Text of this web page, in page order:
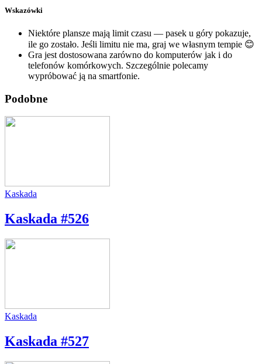
Wskazówki
Niektóre plansze mają limit czasu — pasek u góry pokazuje,
ile go zostało. Jeśli limitu nie ma, graj we własnym tempie 😊
Gra jest dostosowana zarówno do komputerów jak i do
telefonów komórkowych. Szczególnie polecamy
wypróbować ją na smartfonie.
Podobne
Kaskada
Kaskada #526
Kaskada
Kaskada #527